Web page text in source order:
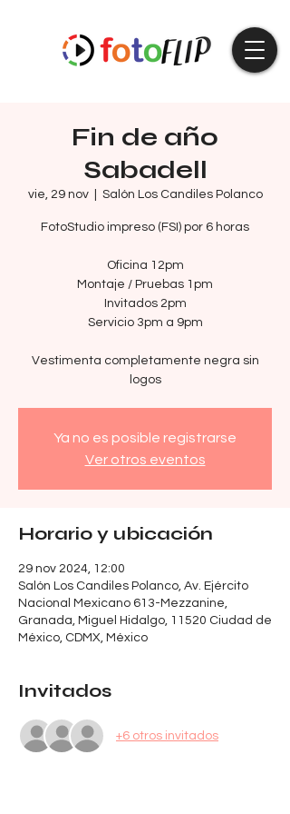
Fin de año
Sabadell
vie, 29 nov
  |
Salón Los Candiles Polanco
FotoStudio impreso (FSI) por 6 horas
Oficina 12pm
Montaje / Pruebas 1pm
Invitados 2pm
Servicio 3pm a 9pm
Vestimenta completamente negra sin
logos
Ya no es posible registrarse
Ver otros eventos
Horario y ubicación
29 nov 2024, 12:00
Salón Los Candiles Polanco, Av. Ejército
Nacional Mexicano 613-Mezzanine,
Granada, Miguel Hidalgo, 11520 Ciudad de
México, CDMX, México
Invitados
+6 otros invitados